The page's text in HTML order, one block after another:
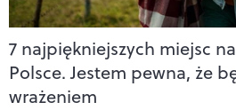
7 najpiękniejszych miejsc
Polsce. Jestem pewna, że
wrażeniem